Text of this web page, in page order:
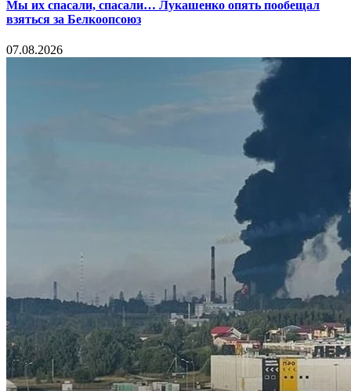
Мы их спасали, спасали… Лукашенко опять пообещал
взяться за Белкоопсоюз
07.08.2026